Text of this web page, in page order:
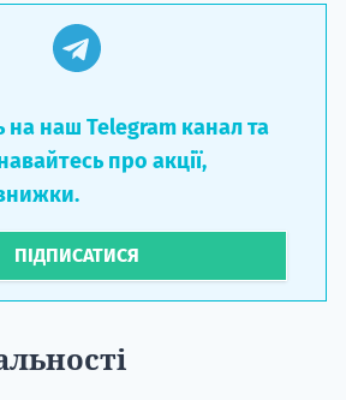
на наш Telegram канал та
про акції,
ПІДПИСАТИСЯ